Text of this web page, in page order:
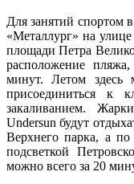
Для занятий спортом
«Металлург» на
площади Петра
расположение
минут. Летом здесь
присоединиться к
закаливанием.
Undersun будут
Верхнего парка, а по
подсветкой
можно всего за 20